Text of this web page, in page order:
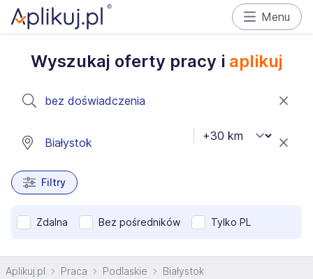
Menu
Wyszukaj oferty pracy i aplikuj
Filtry
Zdalna Bez pośredników Tylko PL
Aplikuj.pl Praca Podlaskie Białystok